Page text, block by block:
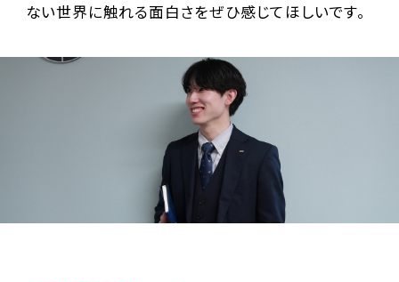
ない世界に触れる面白さをぜひ感じてほしいです。